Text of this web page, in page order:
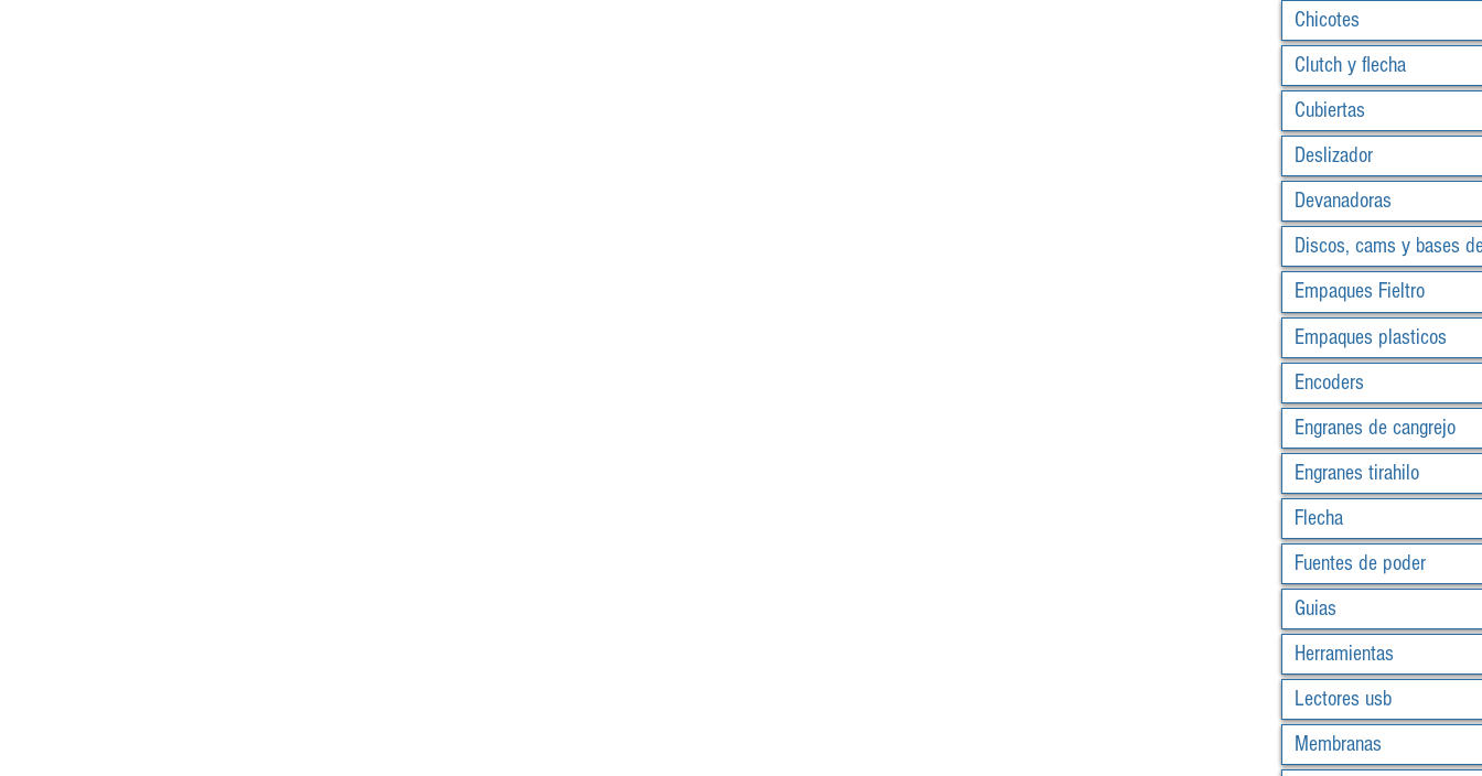
Chicotes
Clutch y flecha
Cubiertas
Deslizador
Devanadoras
Discos, cams y bases
Empaques Fieltro
Empaques plasticos
Encoders
Engranes de cangrejo
Engranes tirahilo
Flecha
Fuentes de poder
Guias
Herramientas
Lectores usb
Membranas